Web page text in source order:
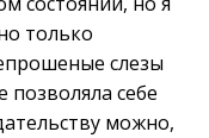
только
слезы
позволяла себе
можно,